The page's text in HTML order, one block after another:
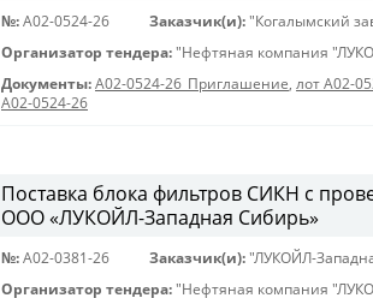
№: A02-0524-26 Заказчик(и): "Когалымский
Организатор тендера: "Нефтяная компания
Документы: A02-0524-26_Приглашение, лот А02-
А02-0524-26
Поставка блока фильтров СИКН с
ООО «ЛУКОЙЛ-Западная Сибирь»
№: A02-0381-26 Заказчик(и): "ЛУКОЙЛ-
Организатор тендера: "Нефтяная компания